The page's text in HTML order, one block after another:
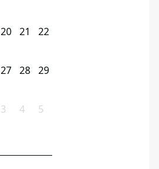
20 21 22
27 28 29
3 4 5